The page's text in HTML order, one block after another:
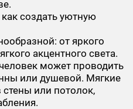
создать уютную
от яркого
акцентного света.
может проводить
или душевой. Мягкие
или потолок,